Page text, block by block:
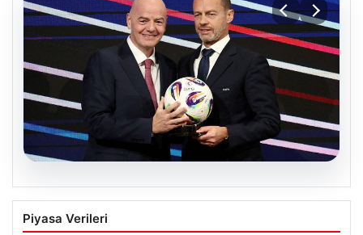
06.08.2026
FIFA’yı Boykot Kararı Alan UEFA Geri
Adım Atmıyor
Piyasa Verileri